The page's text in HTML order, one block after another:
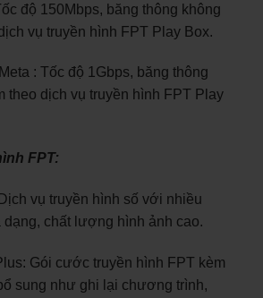
độ 150Mbps, băng thông không
vụ truyền hình FPT Play Box.
: Tốc độ 1Gbps, băng thông
theo dịch vụ truyền hình FPT Play
FPT:
vụ truyền hình số với nhiều
dạng, chất lượng hình ảnh cao.
Gói cước truyền hình FPT kèm
sung như ghi lại chương trình,